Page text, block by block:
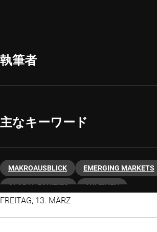
執筆者
主なキーワード
MAKROAUSBLICK EMERGING MARKETS
GLOBAL EQUITIES ANLEIHEN
FREITAG, 13. MÄRZ